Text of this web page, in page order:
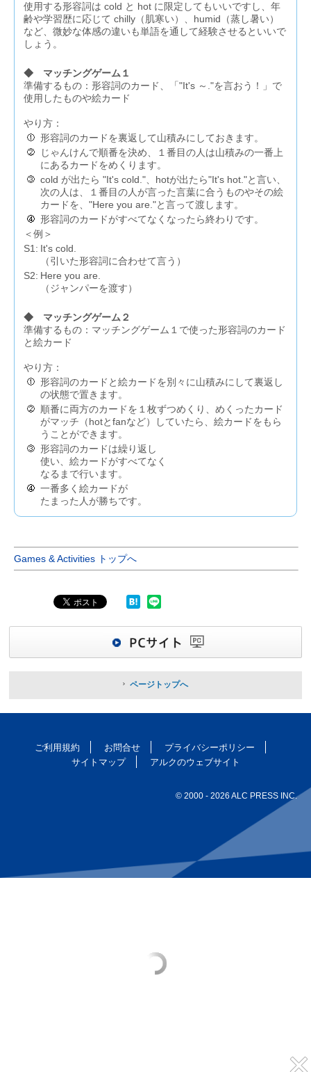
使用する形容詞は cold と hot に限定してもいいですし、年
齢や学習歴に応じて chilly（肌寒い）、humid（蒸し暑い）
など、微妙な体感の違いも単語を通して経験させるといいで
しょう。
◆ マッチングゲーム１
準備するもの：形容詞のカード、「"It's ～."を言おう！」で
使用したものや絵カード
やり方：
形容詞のカードを裏返して山積みにしておきます。
じゃんけんで順番を決め、１番目の人は山積みの一番上
にあるカードをめくります。
cold が出たら "It's cold."、hotが出たら"It's hot."と言い、
次の人は、１番目の人が言った言葉に合うものやその絵
カードを、"Here you are."と言って渡します。
形容詞のカードがすべてなくなったら終わりです。
＜例＞
S1: It's cold.
（引いた形容詞に合わせて言う）
S2: Here you are.
（ジャンパーを渡す）
◆ マッチングゲーム２
準備するもの：マッチングゲーム１で使った形容詞のカード
と絵カード
やり方：
形容詞のカードと絵カードを別々に山積みにして裏返し
の状態で置きます。
順番に両方のカードを１枚ずつめくり、めくったカード
がマッチ（hotとfanなど）していたら、絵カードをもら
うことができます。
形容詞のカードは繰り返し
使い、絵カードがすべてなく
なるまで行います。
一番多く絵カードが
たまった人が勝ちです。
Games & Activities トップへ
ページトップへ
ご利用規約 お問合せ
プライバシーポリシー
サイトマップ
アルクのウェブサイト
© 2000 - 2026 ALC PRESS INC.